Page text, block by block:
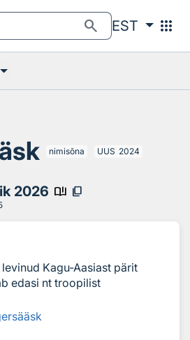
search EST apps
nimisõna UUS 2024
2026 book_ribbon content_copy
Kagu-Aasiast pärit
edasi nt troopilist